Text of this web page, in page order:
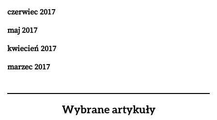
czerwiec 2017
maj 2017
kwiecień 2017
marzec 2017
Wybrane artykuły